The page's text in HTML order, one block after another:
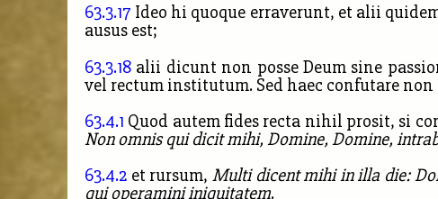
63.3.17 Ideo hi quoque erraverunt, et alii
ausus est;
63.3.18 alii dicunt non posse Deum sine
vel rectum institutum. Sed haec confutare
63.4.1 Quod autem fides recta nihil prosit, si
Non omnis qui dicit mihi, Domine, Domine,
63.4.2 et rursum, Multi dicent mihi in illa die:
qui operamini iniquitatem.